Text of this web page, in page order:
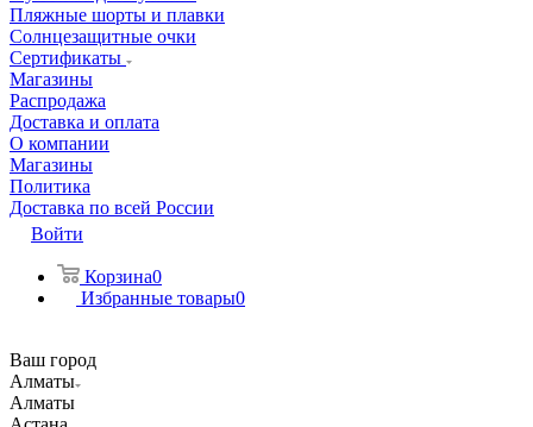
Пляжные шорты и плавки
Солнцезащитные очки
Сертификаты
Магазины
Распродажа
Доставка и оплата
О компании
Магазины
Политика
Доставка по всей России
Войти
Корзина0
Избранные товары0
Ваш город
Алматы
Алматы